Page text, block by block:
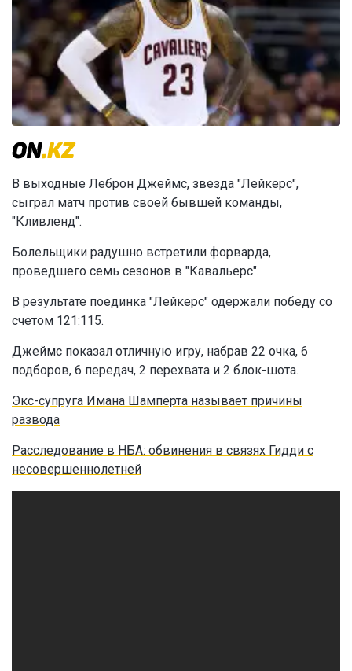
В выходные Леброн Джеймс, звезда "Лейкерс",
сыграл матч против своей бывшей команды,
"Кливленд".
Болельщики радушно встретили форварда,
проведшего семь сезонов в "Кавальерс".
В результате поединка "Лейкерс" одержали победу со
счетом 121:115.
Джеймс показал отличную игру, набрав 22 очка, 6
подборов, 6 передач, 2 перехвата и 2 блок-шота.
Экс-супруга Имана Шамперта называет причины
развода
Расследование в НБА: обвинения в связях Гидди с
несовершеннолетней